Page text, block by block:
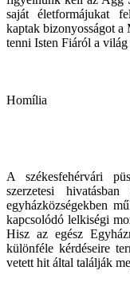
saját életformájukat
kaptak bizonyosságot a
tenni Isten Fiáról a világ
Homília
A székesfehérvári
szerzetesi
egyházközségekben
kapcsolódó lelkiségi
Hisz az egész
különféle kérdéseire
vetett hit által találják